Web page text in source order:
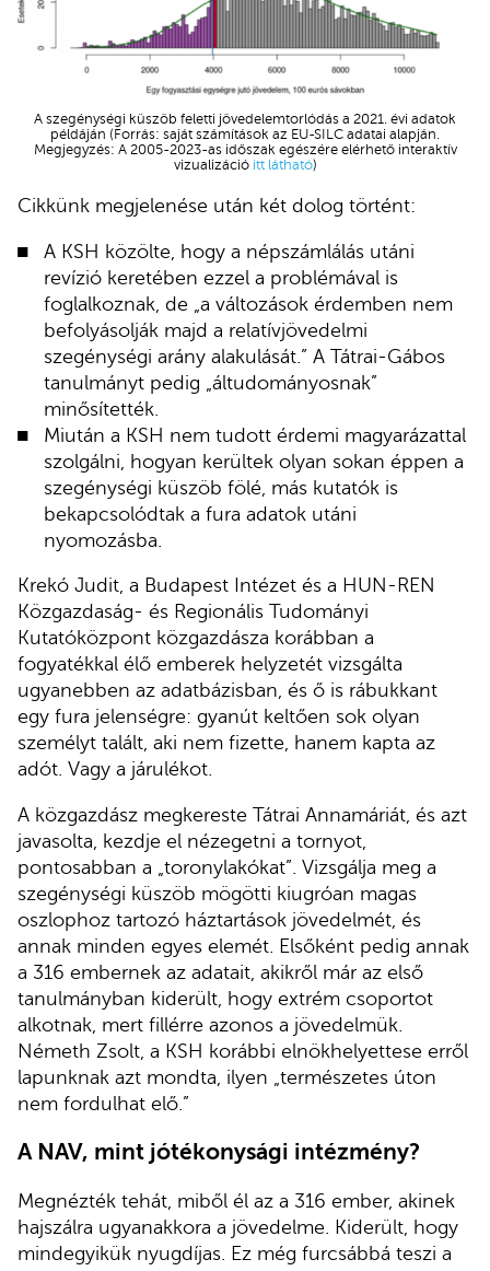
A szegénységi küszöb feletti jövedelemtorlódás a 2021. évi adatok
példáján (Forrás: saját számítások az EU-SILC adatai alapján.
Megjegyzés: A 2005-2023-as időszak egészére elérhető interaktív
vizualizáció itt látható)
Cikkünk megjelenése után két dolog történt:
A KSH közölte, hogy a népszámlálás utáni
revízió keretében ezzel a problémával is
foglalkoznak, de „a változások érdemben nem
befolyásolják majd a relatívjövedelmi
szegénységi arány alakulását.” A Tátrai-Gábos
tanulmányt pedig „áltudományosnak”
minősítették.
Miután a KSH nem tudott érdemi magyarázattal
szolgálni, hogyan kerültek olyan sokan éppen a
szegénységi küszöb fölé, más kutatók is
bekapcsolódtak a fura adatok utáni
nyomozásba.
Krekó Judit, a Budapest Intézet és a HUN-REN
Közgazdaság- és Regionális Tudományi
Kutatóközpont közgazdásza korábban a
fogyatékkal élő emberek helyzetét vizsgálta
ugyanebben az adatbázisban, és ő is rábukkant
egy fura jelenségre: gyanút keltően sok olyan
személyt talált, aki nem fizette, hanem kapta az
adót. Vagy a járulékot.
A közgazdász megkereste Tátrai Annamáriát, és azt
javasolta, kezdje el nézegetni a tornyot,
pontosabban a „toronylakókat”. Vizsgálja meg a
szegénységi küszöb mögötti kiugróan magas
oszlophoz tartozó háztartások jövedelmét, és
annak minden egyes elemét. Elsőként pedig annak
a 316 embernek az adatait, akikről már az első
tanulmányban kiderült, hogy extrém csoportot
alkotnak, mert fillérre azonos a jövedelmük.
Németh Zsolt, a KSH korábbi elnökhelyettese erről
lapunknak azt mondta, ilyen „természetes úton
nem fordulhat elő.”
A NAV, mint jótékonysági intézmény?
Megnézték tehát, miből él az a 316 ember, akinek
hajszálra ugyanakkora a jövedelme. Kiderült, hogy
mindegyikük nyugdíjas. Ez még furcsábbá teszi a